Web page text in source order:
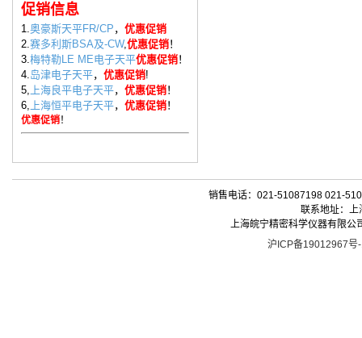
促销信息
1. 奥豪斯天平FR/CP ， 优惠促销
2. 赛多利斯BSA及-CW, 优惠促销！
3. 梅特勒LE ME电子天平优惠促销！
4. 岛津电子天平， 优惠促销!
5,
上海良平电子天平， 优惠促销！
6,
上海恒平电子天平， 优惠促销！
优惠促销！
销售电话：021-51087198 021-
联系地址：
上海皖宁精密科学仪器有限
沪ICP备19012967号